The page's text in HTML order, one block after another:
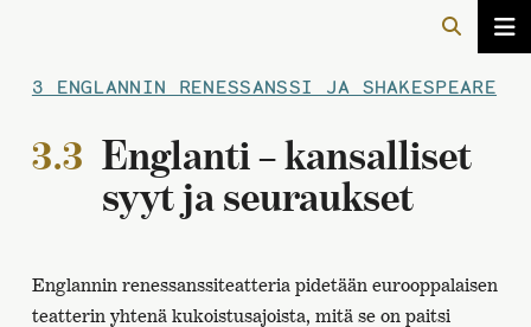
3 ENGLANNIN RENESSANSSI JA SHAKESPEARE
3.3 Englanti – kansalliset
syyt ja seuraukset
Englannin renessanssiteatteria pidetään eurooppalaisen
teatterin yhtenä kukoistusajoista, mitä se on paitsi